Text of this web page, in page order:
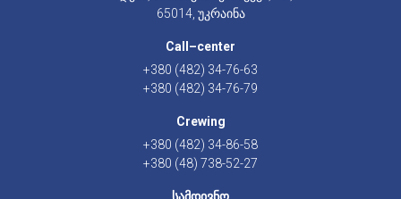
65014, უკრაინა
Call–center
+380 (482) 34-76-63
+380 (482) 34-76-79
Crewing
+380 (482) 34-86-58
+380 (48) 738-52-27